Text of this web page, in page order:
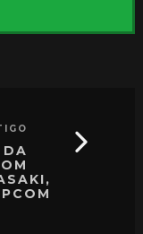
DA